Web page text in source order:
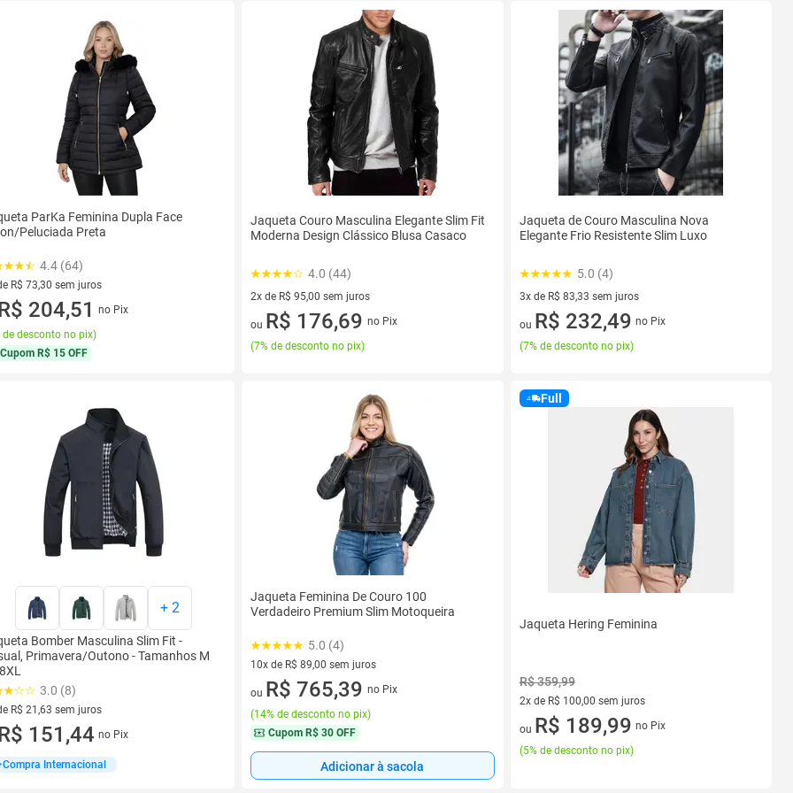
ParKa Feminina Dupla Face
Peluciada Preta
4.4 (64)
R$ 73,30 sem juros
de R$ 73,30 sem juros
204,51
no Pix
de desconto no pix)
Cupom R$ 15 OFF
Jaqueta Couro Masculina Elegante Slim Fit
Moderna Design Clássico Blusa Casaco
4.0 (44)
2x de R$ 95,00 sem juros
2 vez de R$ 95,00 sem juros
ou R$ 176,69 no Pix
(7% de desconto no pix)
Jaqueta de Couro Masculina Nova
Elegante Frio Resistente Slim Luxo
5.0 (4)
3x de R$ 83,33 sem juros
3 vez de R$ 83,33 sem juros
ou R$ 232,49 no Pix
(7% de desconto no pix)
+2
Bomber Masculina Slim Fit -
Primavera/Outono - Tamanhos M
3.0 (8)
R$ 21,63 sem juros
de R$ 21,63 sem juros
151,44 no Pix
Compra Internacional
Jaqueta Feminina De Couro 100
Verdadeiro Premium Slim Motoqueira
5.0 (4)
10x de R$ 89,00 sem juros
10 vez de R$ 89,00 sem juros
ou R$ 765,39 no Pix
(14% de desconto no pix)
Cupom R$ 30 OFF
Adicionar à sacola
Full
Jaqueta Hering Feminina
R$ 359,99
2x de R$ 100,00 sem juros
2 vez de R$ 100,00 sem juros
ou R$ 189,99 no Pix
(5% de desconto no pix)